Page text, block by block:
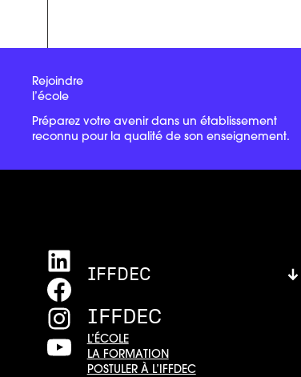
Rejoindre
l’école
Préparez votre avenir dans un établissement
reconnu pour la qualité de son enseignement.
LinkedIn
Facebook
Instagram
YouTube
IFFDEC
IFFDEC
L’ÉCOLE
LA FORMATION
POSTULER À L’IFFDEC